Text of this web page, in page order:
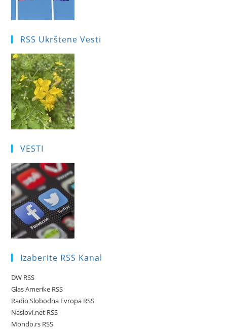
RSS Ukrštene Vesti
VESTI
Izaberite RSS Kanal
DW RSS
Glas Amerike RSS
Radio Slobodna Evropa RSS
Naslovi.net RSS
Mondo.rs RSS